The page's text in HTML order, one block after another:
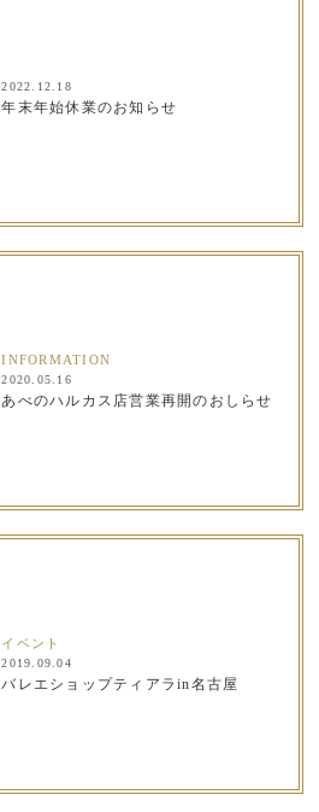
2022.12.18
年末年始休業のお知らせ
INFORMATION
2020.05.16
あべのハルカス店営業再開のおしらせ
イベント
2019.09.04
バレエショップティアラin名古屋